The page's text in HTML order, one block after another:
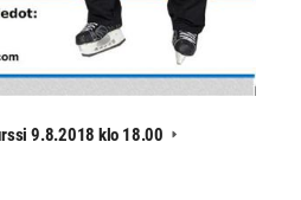
9.8.2018 klo 18.00